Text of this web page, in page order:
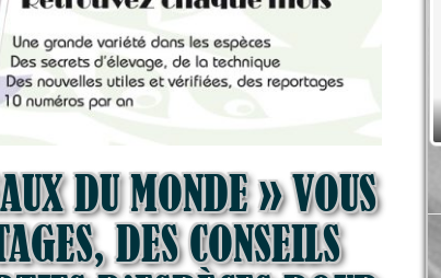
DU MONDE » VOUS
DES CONSEILS
Antibes 31 octobre et 01 Novembre
2026